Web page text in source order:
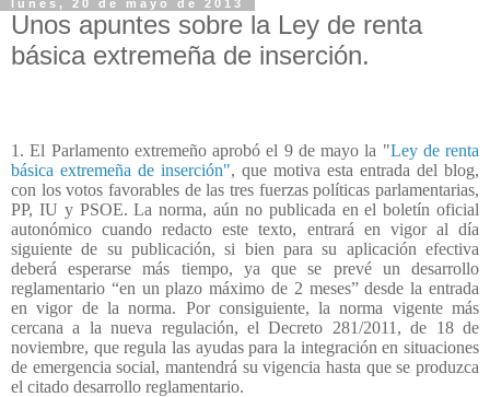
lunes, 20 de mayo de 2013
Unos apuntes sobre la Ley de renta
básica extremeña de inserción.
1. El Parlamento extremeño aprobó el 9 de mayo la "Ley de renta
básica extremeña de inserción", que motiva esta entrada del blog,
con los votos favorables de las tres fuerzas políticas parlamentarias,
PP, IU y PSOE. La norma, aún no publicada en el boletín oficial
autonómico cuando redacto este texto, entrará en vigor al día
siguiente de su publicación, si bien para su aplicación efectiva
deberá esperarse más tiempo, ya que se prevé un desarrollo
reglamentario “en un plazo máximo de 2 meses” desde la entrada
en vigor de la norma. Por consiguiente, la norma vigente más
cercana a la nueva regulación, el Decreto 281/2011, de 18 de
noviembre, que regula las ayudas para la integración en situaciones
de emergencia social, mantendrá su vigencia hasta que se produzca
el citado desarrollo reglamentario.